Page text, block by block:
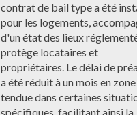
contrat de bail type a été
pour les logements,
d'un état des lieux
protège locataires et
propriétaires. Le délai de
a été réduit à un mois en zone
tendue dans certaines
spécifiques, facilitant ainsi la